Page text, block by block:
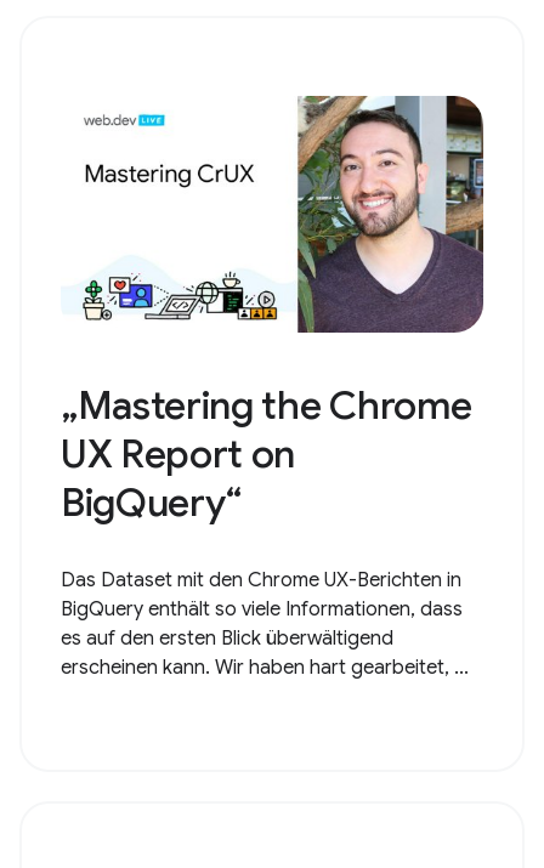
„Mastering the Chrome
UX Report on
BigQuery“
Das Dataset mit den Chrome UX-Berichten in
BigQuery enthält so viele Informationen, dass
es auf den ersten Blick überwältigend
erscheinen kann. Wir haben hart gearbeitet, ...